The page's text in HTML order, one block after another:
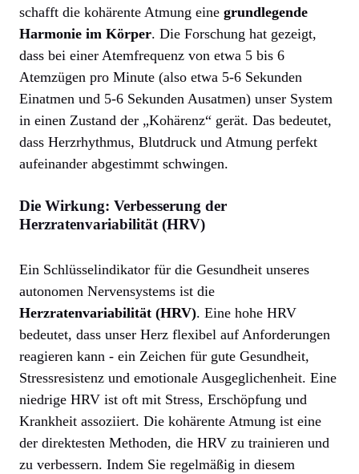
schafft die kohärente Atmung eine grundlegende
Harmonie im Körper. Die Forschung hat gezeigt,
dass bei einer Atemfrequenz von etwa 5 bis 6
Atemzügen pro Minute (also etwa 5-6 Sekunden
Einatmen und 5-6 Sekunden Ausatmen) unser System
in einen Zustand der „Kohärenz“ gerät. Das bedeutet,
dass Herzrhythmus, Blutdruck und Atmung perfekt
aufeinander abgestimmt schwingen.
Die Wirkung: Verbesserung der
Herzratenvariabilität (HRV)
Ein Schlüsselindikator für die Gesundheit unseres
autonomen Nervensystems ist die
Herzratenvariabilität (HRV). Eine hohe HRV
bedeutet, dass unser Herz flexibel auf Anforderungen
reagieren kann - ein Zeichen für gute Gesundheit,
Stressresistenz und emotionale Ausgeglichenheit. Eine
niedrige HRV ist oft mit Stress, Erschöpfung und
Krankheit assoziiert. Die kohärente Atmung ist eine
der direktesten Methoden, die HRV zu trainieren und
zu verbessern. Indem Sie regelmäßig in diesem